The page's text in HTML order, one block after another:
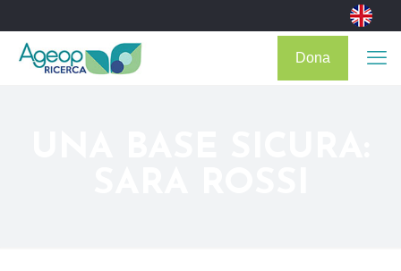
Dona